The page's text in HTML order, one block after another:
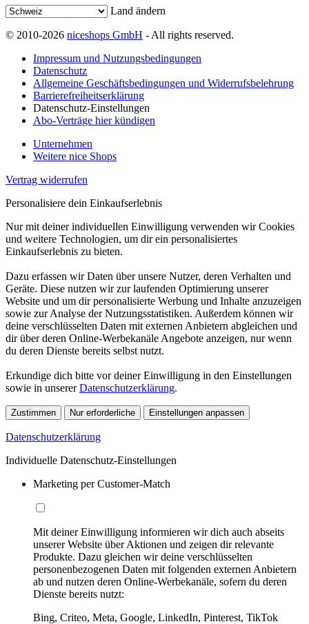
Land ändern
© 2010-2026 niceshops GmbH - All rights reserved.
Impressum und Nutzungsbedingungen
Datenschutz
Allgemeine Geschäftsbedingungen und Widerrufsbelehrung
Barrierefreiheitserklärung
Datenschutz-Einstellungen
Abo-Verträge hier kündigen
Unternehmen
Weitere nice Shops
Vertrag widerrufen
Personalisiere dein Einkaufserlebnis
Nur mit deiner individuellen Einwilligung verwenden wir Cookies
und weitere Technologien, um dir ein personalisiertes
Einkaufserlebnis zu bieten.
Dazu erfassen wir Daten über unsere Nutzer, deren Verhalten und
Geräte. Diese nutzen wir zur laufenden Optimierung unserer
Website und um dir personalisierte Werbung und Inhalte anzuzeigen
sowie zur Analyse der Nutzungsstatistiken. Außerdem können wir
deine verschlüsselten Daten mit externen Anbietern abgleichen und
dir über deren Online-Werbekanäle Angebote anzeigen, nur wenn
du deren Dienste bereits selbst nutzt.
Erkundige dich bitte vor deiner Einwilligung in den Einstellungen
sowie in unsererDatenschutzerklärung.
Zustimmen Nur erforderliche Einstellungen anpassen
Datenschutzerklärung
Individuelle Datenschutz-Einstellungen
Marketing per Customer-Match
Mit deiner Einwilligung informieren wir dich auch abseits
unserer Website über Aktionen und zeigen dir relevante
Produkte. Dazu gleichen wir deine verschlüsselten
personenbezogenen Daten mit folgenden externen Anbietern
ab und nutzen deren Online-Werbekanäle, sofern du deren
Dienste bereits nutzt:
Bing, Criteo, Meta, Google, LinkedIn, Pinterest, TikTok